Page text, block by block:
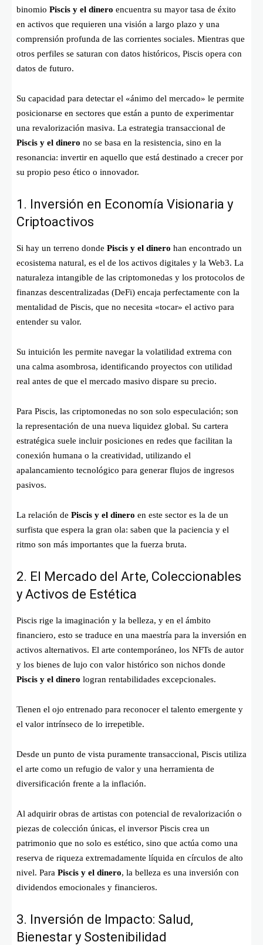
binomio Piscis y el dinero encuentra su mayor tasa de éxito
en activos que requieren una visión a largo plazo y una
comprensión profunda de las corrientes sociales. Mientras que
otros perfiles se saturan con datos históricos, Piscis opera con
datos de futuro.
Su capacidad para detectar el «ánimo del mercado» le permite
posicionarse en sectores que están a punto de experimentar
una revalorización masiva. La estrategia transaccional de
Piscis y el dinero no se basa en la resistencia, sino en la
resonancia: invertir en aquello que está destinado a crecer por
su propio peso ético o innovador.
1. Inversión en Economía Visionaria y
Criptoactivos
Si hay un terreno donde Piscis y el dinero han encontrado un
ecosistema natural, es el de los activos digitales y la Web3. La
naturaleza intangible de las criptomonedas y los protocolos de
finanzas descentralizadas (DeFi) encaja perfectamente con la
mentalidad de Piscis, que no necesita «tocar» el activo para
entender su valor.
Su intuición les permite navegar la volatilidad extrema con
una calma asombrosa, identificando proyectos con utilidad
real antes de que el mercado masivo dispare su precio.
Para Piscis, las criptomonedas no son solo especulación; son
la representación de una nueva liquidez global. Su cartera
estratégica suele incluir posiciones en redes que facilitan la
conexión humana o la creatividad, utilizando el
apalancamiento tecnológico para generar flujos de ingresos
pasivos.
La relación de Piscis y el dinero en este sector es la de un
surfista que espera la gran ola: saben que la paciencia y el
ritmo son más importantes que la fuerza bruta.
2. El Mercado del Arte, Coleccionables
y Activos de Estética
Piscis rige la imaginación y la belleza, y en el ámbito
financiero, esto se traduce en una maestría para la inversión en
activos alternativos. El arte contemporáneo, los NFTs de autor
y los bienes de lujo con valor histórico son nichos donde
Piscis y el dinero logran rentabilidades excepcionales.
Tienen el ojo entrenado para reconocer el talento emergente y
el valor intrínseco de lo irrepetible.
Desde un punto de vista puramente transaccional, Piscis utiliza
el arte como un refugio de valor y una herramienta de
diversificación frente a la inflación.
Al adquirir obras de artistas con potencial de revalorización o
piezas de colección únicas, el inversor Piscis crea un
patrimonio que no solo es estético, sino que actúa como una
reserva de riqueza extremadamente líquida en círculos de alto
nivel. Para Piscis y el dinero, la belleza es una inversión con
dividendos emocionales y financieros.
3. Inversión de Impacto: Salud,
Bienestar y Sostenibilidad